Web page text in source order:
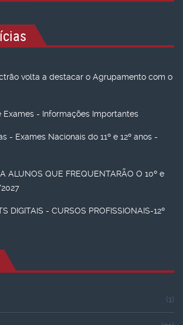
volta a destacar o Agrupamento com o
Exames - Informações Importantes
- Exames Nacionais do 11º e 12º anos -
ALUNOS QUE FREQUENTARÃO O 10º e
DIGITAIS - CURSOS PROFISSIONAIS-12º
(1)